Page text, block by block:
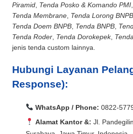
Piramid Tenda Posko & Komando PMI
Tenda Membrane Tenda Lorong BNPB
Tenda Doem BNPB Tenda BNPB
Tenda Roder Tenda Dorokepek,
jenis tenda custom lainnya.
Hubungi Layanan
Response):
WhatsApp / Phone: 0822-
Alamat Kantor &: Jl.